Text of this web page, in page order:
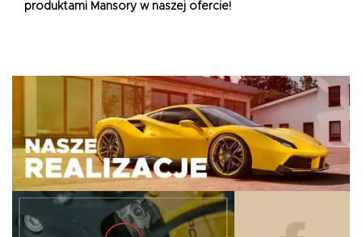
produktami Mansory w naszej ofercie!